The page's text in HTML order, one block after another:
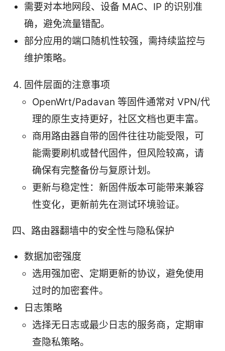
需要对本地网段、设备 MAC、IP 的识别准
确，避免流量错配。
部分应用的端口随机性较强，需持续监控与
维护策略。
固件层面的注意事项
OpenWrt/Padavan 等固件通常对 VPN/代
理的原生支持更好，社区文档也更丰富。
商用路由器自带的固件往往功能受限，可
能需要刷机或替代固件，但风险较高，请
确保有完整备份与复原计划。
更新与稳定性：新固件版本可能带来兼容
性变化，更新前先在测试环境验证。
四、路由器翻墙中的安全性与隐私保护
数据加密强度
选用强加密、定期更新的协议，避免使用
过时的加密套件。
日志策略
选择无日志或最少日志的服务商，定期审
查隐私策略。